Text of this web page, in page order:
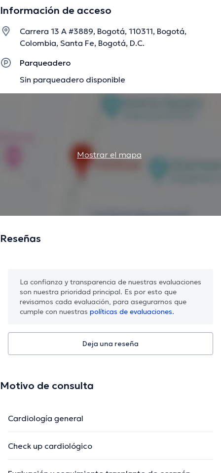
Información de acceso
Carrera 13 A #3889, Bogotá, 110311, Bogotá,
Colombia, Santa Fe, Bogotá, D.C.
Parqueadero
Sin parqueadero disponible
Mostrar el mapa
Reseñas
La confianza y transparencia de nuestras evaluaciones
son nuestra prioridad principal. Es por esto que
revisamos cada evaluación, para asegurarnos que
cumple con nuestras políticas de evaluaciones.
Deja una reseña
Motivo de consulta
Cardiología general
Check up cardiológico